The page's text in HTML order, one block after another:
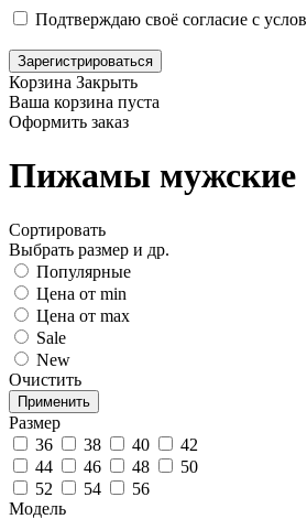
Подтверждаю своё согласие с
Зарегистрироваться
Корзина Закрыть
Ваша корзина пуста
Оформить заказ
Пижамы мужские
Сортировать
Выбрать размер и др.
Популярные
Цена от min
Цена от max
Sale
New
Очистить
Размер
36
38 40
42
44
46 48
50
52
54
56
Модель